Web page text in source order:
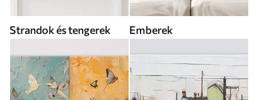
Strandok és tengerek Emberek